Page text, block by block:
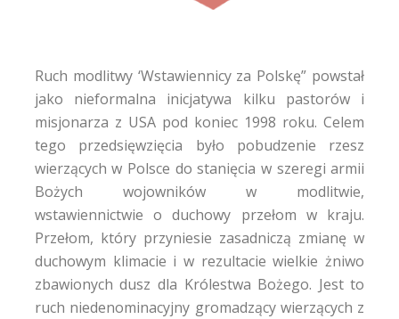
Ruch modlitwy ‘Wstawiennicy za Polskę” powstał
jako nieformalna inicjatywa kilku pastorów i
misjonarza z USA pod koniec 1998 roku. Celem
tego przedsięwzięcia było pobudzenie rzesz
wierzących w Polsce do stanięcia w szeregi armii
Bożych wojowników w modlitwie,
wstawiennictwie o duchowy przełom w kraju.
Przełom, który przyniesie zasadniczą zmianę w
duchowym klimacie i w rezultacie wielkie żniwo
zbawionych dusz dla Królestwa Bożego. Jest to
ruch niedenominacyjny gromadzący wierzących z